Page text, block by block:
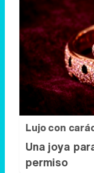
Lujo con
Una joya
permiso